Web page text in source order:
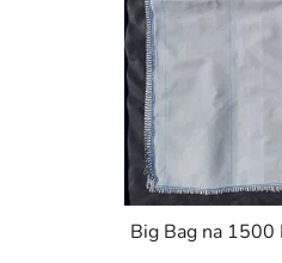
Big Bag na 1500